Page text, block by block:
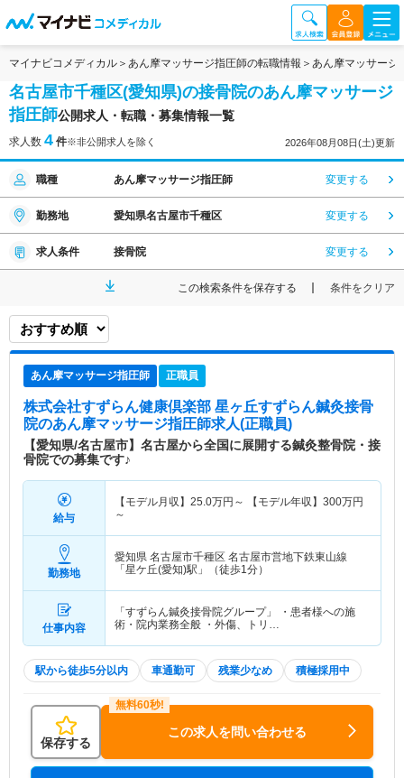
マイナビコメディカル あん摩マッサージ指圧師の転職情報 あん摩マッサージ
名古屋市千種区(愛知県)の接骨院のあん摩マッサージ
指圧師公開求人・転職・募集情報一覧
求人数 4 件※非公開求人を除く 2026年08月08日(土)更新
職種 あん摩マッサージ指圧師 変更する
勤務地 愛知県名古屋市千種区 変更する
求人条件 接骨院 変更する
この検索条件を保存する 条件をクリア
あん摩マッサージ指圧師 正職員
株式会社すずらん健康倶楽部 星ヶ丘すずらん鍼灸接骨
院のあん摩マッサージ指圧師求人(正職員)
【愛知県/名古屋市】名古屋から全国に展開する鍼灸整骨院・接
骨院での募集です♪
給与
【モデル月収】 25.0万円～ 【モデル年収】 300万円
～
勤務地
愛知県 名古屋市千種区 名古屋市営地下鉄東山線
「星ケ丘(愛知)駅」（徒歩1分）
仕事内容
「すずらん鍼灸接骨院グループ」 ・患者様への施
術・院内業務全般 ・外傷、トリ…
駅から徒歩5分以内 車通勤可 残業少なめ 積極採用中
保存する
この求人を問い合わせる